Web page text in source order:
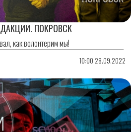
ПОКРОВСК
как волонтерим мы!
10:00 28.09.2022